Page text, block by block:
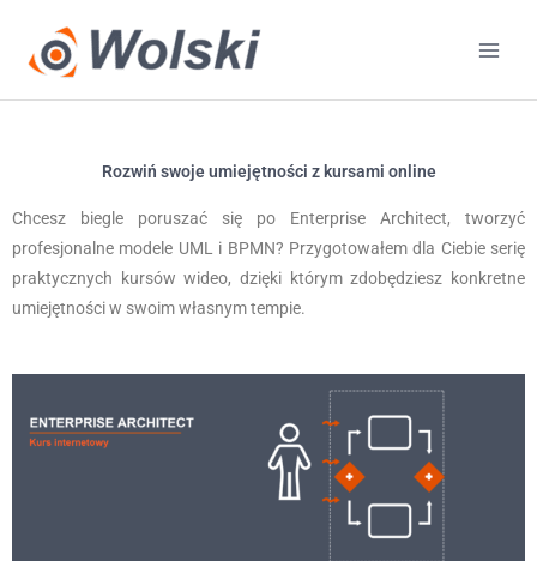
treści
Rozwiń swoje umiejętności z kursami online
Chcesz biegle poruszać się po Enterprise Architect, tworzyć
profesjonalne modele UML i BPMN? Przygotowałem dla Ciebie serię
praktycznych kursów wideo, dzięki którym zdobędziesz konkretne
umiejętności w swoim własnym tempie.